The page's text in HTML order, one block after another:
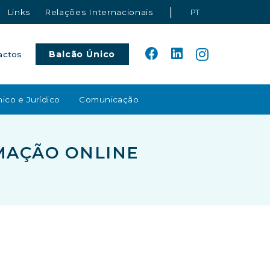
Links Relações Internacionais | PT
Balcão Único
e Jurídico Comunicação
ONLINE